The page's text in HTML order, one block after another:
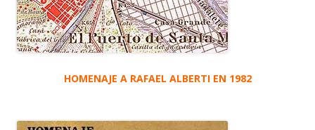
HOMENAJE A RAFAEL ALBERTI EN 1982